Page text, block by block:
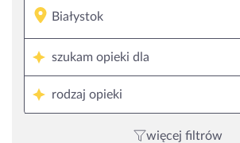
szukam opieki dla
rodzaj opieki
więcej filtrów